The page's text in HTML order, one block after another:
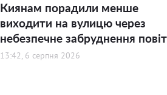
Киянам порадили менше
виходити на вулицю через
небезпечне забруднення
13:42, 6 серпня 2026